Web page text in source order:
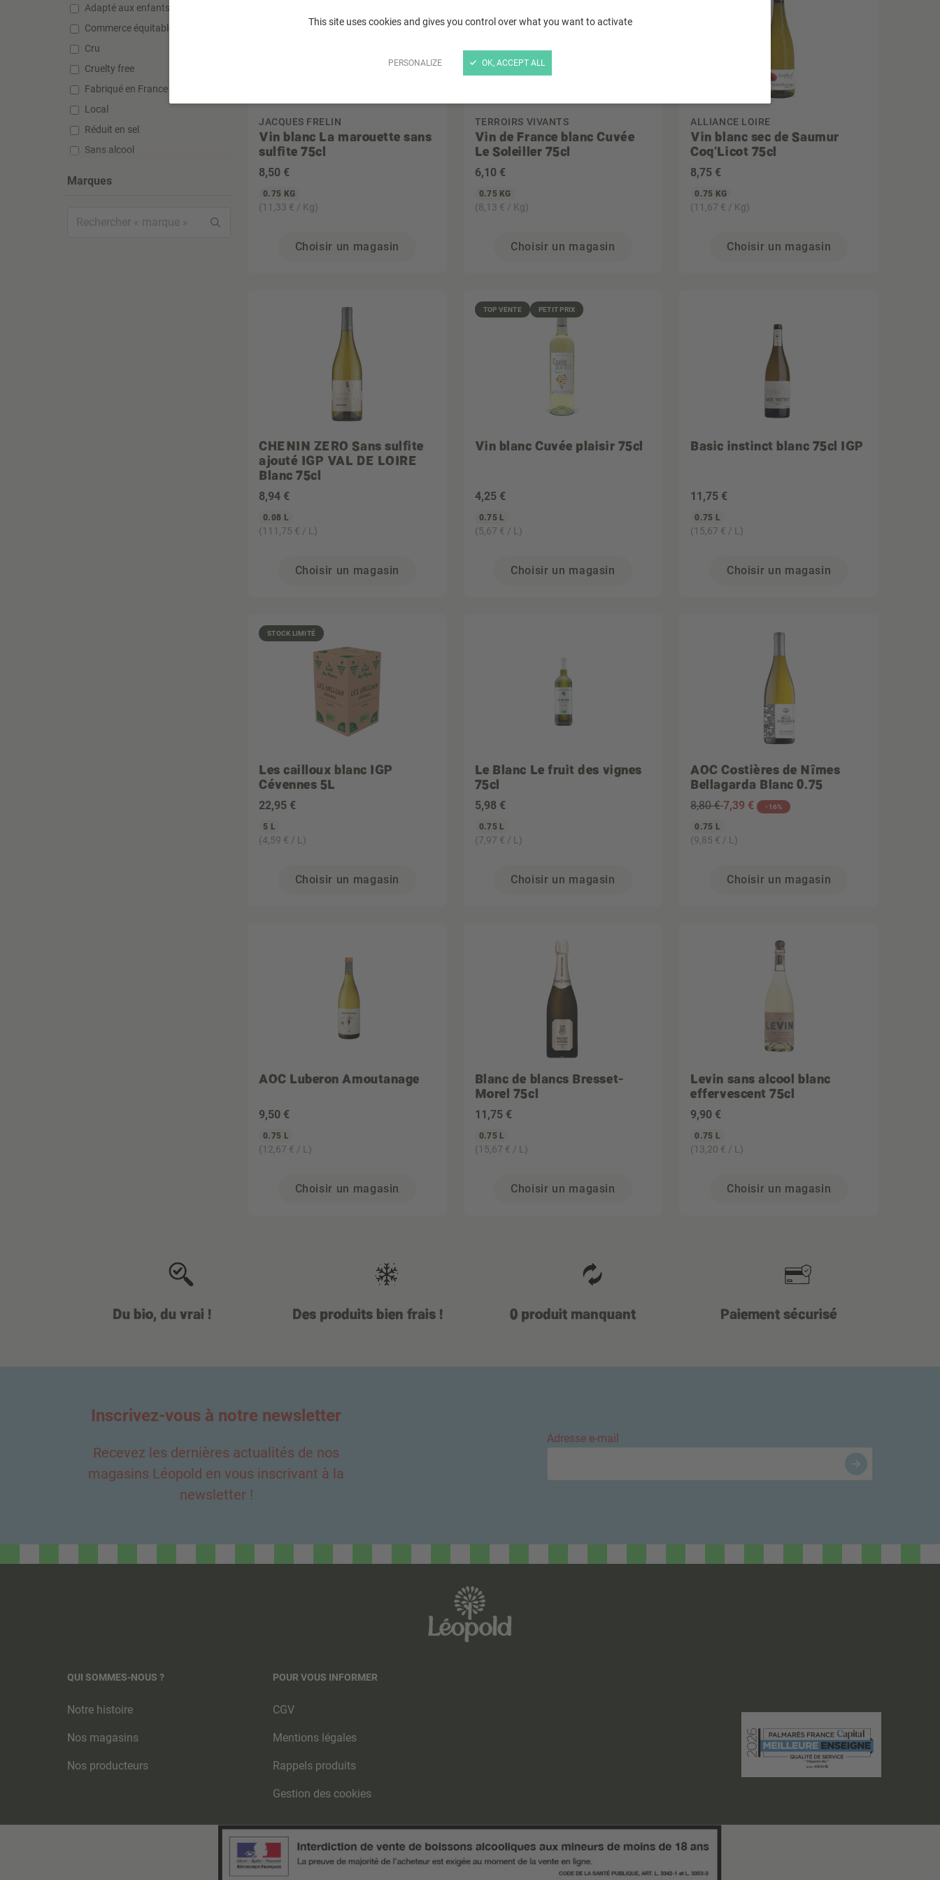
This site uses cookies and gives you control over what you want to activate
PERSONALIZE OK, ACCEPT ALL
Adapté aux enfants
Commerce équitable
Cru
Cruelty free
Fabriqué en France
Local
Réduit en sel
Sans alcool
Sans huile de palme
Marques
JACQUES FRELIN
Vin blanc La marouette sans
sulfite 75cl
8,50 €
0.75 KG
(11,33 € / Kg)
Choisir un magasin
TERROIRS VIVANTS
Vin de France blanc Cuvée
Le Soleiller 75cl
6,10 €
0.75 KG
(8,13 € / Kg)
Choisir un magasin
ALLIANCE LOIRE
Vin blanc sec de Saumur
Coq'Licot 75cl
8,75 €
0.75 KG
(11,67 € / Kg)
Choisir un magasin
CHENIN ZERO Sans sulfite
ajouté IGP VAL DE LOIRE
Blanc 75cl
8,94 €
0.08 L
(111,75 € / L)
Choisir un magasin
TOP VENTE PETIT PRIX
Vin blanc Cuvée plaisir 75cl
4,25 €
0.75 L
(5,67 € / L)
Choisir un magasin
Basic instinct blanc 75cl IGP
11 ,75 €
0.75 L
(15,67 € / L)
Choisir un magasin
STOCK LIMITÉ
Les cailloux blanc IGP
Cévennes 5L
22,95 €
5 L
(4,59 € / L)
Choisir un magasin
Le Blanc Le fruit des vignes
75cl
5,98 €
0.75 L
(7,97 € / L)
Choisir un magasin
AOC Costières de Nîmes
Bellagarda Blanc 0.75
8,80 €7,39 € -16%
0.75 L
(9,85 € / L)
Choisir un magasin
AOC Luberon Amoutanage
9,50 €
0.75 L
(12,67 € / L)
Choisir un magasin
Blanc de blancs Bresset-
Morel 75cl
11 ,75 €
0.75 L
(15,67 € / L)
Choisir un magasin
Levin sans alcool blanc
effervescent 75cl
9,90 €
0.75 L
(13,20 € / L)
Choisir un magasin
Du bio, du vrai ! Des produits bien frais ! 0 produit manquant Paiement sécurisé
Inscrivez-vous à notre newsletter
Recevez les dernières actualités de nos
magasins Léopold en vous inscrivant à la
newsletter !
Adresse e-mail
QUI SOMMES-NOUS ?
Notre histoire
Nos magasins
Nos producteurs
POUR VOUS INFORMER
CGV
Mentions légales
Rappels produits
Gestion des cookies